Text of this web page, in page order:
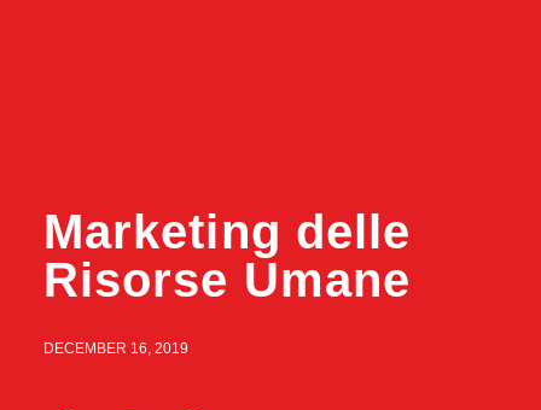
Marketing delle
Risorse Umane
DECEMBER 16, 2019